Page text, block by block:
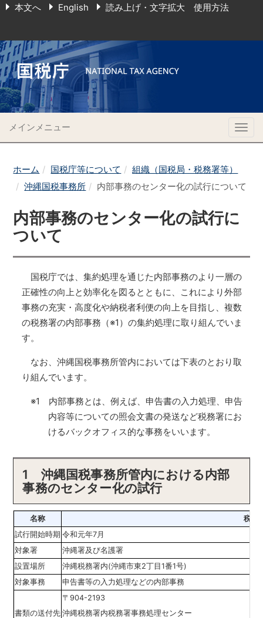
本文へ English 読み上げ・文字拡大 使用方法
メインメニュー
ホーム 国税庁等について
組織（国税局・税務署等）
沖縄国税事務所
内部事務のセンター化の試行について
内部事務のセンター化の試行に
ついて
国税庁では、集約処理を通じた内部事務のより一層の
正確性の向上と効率化を図るとともに、これにより外部
事務の充実・高度化や納税者利便の向上を目指し、複数
の税務署の内部事務（※1）の集約処理に取り組んでいま
す。
なお、沖縄国税事務所管内においては下表のとおり取
り組んでいます。
※1 内部事務とは、例えば、申告書の入力処理、申告
内容等についての照会文書の発送など税務署にお
けるバックオフィス的な事務をいいます。
1 沖縄国税事務所管内における内部
事務のセンター化の試行
名称
税務
試行開始時期 令和元年7月
対象署
沖縄署及び名護署
設置場所
沖縄税務署内(沖縄市東2丁目1番1号)
対象事務
申告書等の入力処理などの内部事務
書類の送付先
〒904-2193
沖縄税務署内税務署事務処理センター